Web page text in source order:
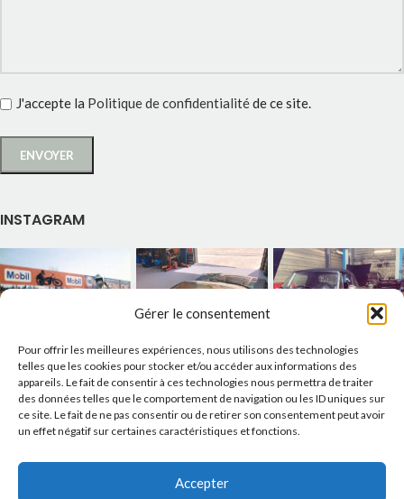
Gérer le consentement
Pour offrir les meilleures expériences, nous utilisons des technologies
telles que les cookies pour stocker et/ou accéder aux informations des
appareils. Le fait de consentir à ces technologies nous permettra de traiter
des données telles que le comportement de navigation ou les ID uniques sur
ce site. Le fait de ne pas consentir ou de retirer son consentement peut avoir
un effet négatif sur certaines caractéristiques et fonctions.
Accepter
J'accepte la Politique de confidentialitéde ce site.
INSTAGRAM